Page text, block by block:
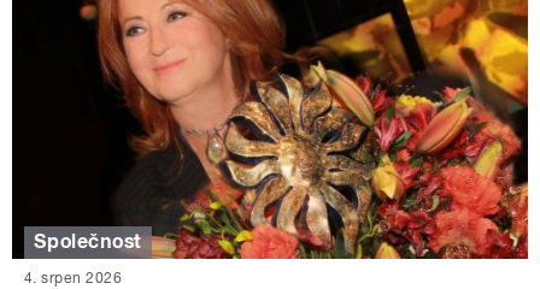
Společnost
4. srpen 2026